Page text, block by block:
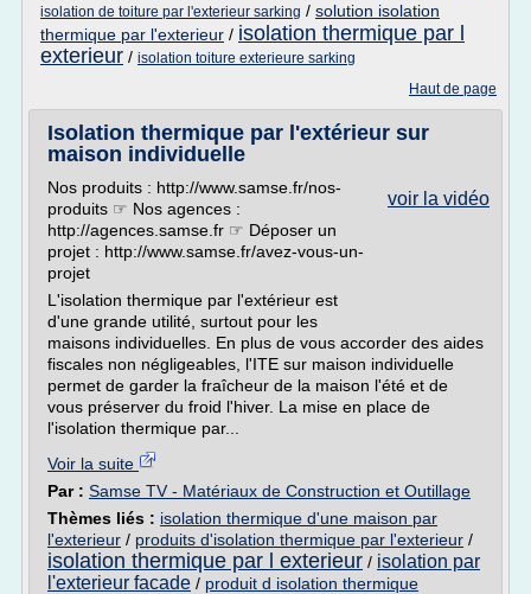
isolation de toiture par l'exterieur sarking / solution isolation
thermique par l'exterieur / isolation thermique par l
exterieur / isolation toiture exterieure sarking
Haut de page
Isolation thermique par l'extérieur sur
maison individuelle
voir la vidéo
Nos produits : http://www.samse.fr/nos-
produits ☞ Nos agences :
http://agences.samse.fr ☞ Déposer un
projet : http://www.samse.fr/avez-vous-un-
projet
L'isolation thermique par l'extérieur est
d'une grande utilité, surtout pour les
maisons individuelles. En plus de vous accorder des aides
fiscales non négligeables, l'ITE sur maison individuelle
permet de garder la fraîcheur de la maison l'été et de
vous préserver du froid l'hiver. La mise en place de
l'isolation thermique par...
Voir la suite
Par : Samse TV - Matériaux de Construction et Outillage
Thèmes liés : isolation thermique d'une maison par
l'exterieur / produits d'isolation thermique par l'exterieur /
isolation thermique par l exterieur / isolation par
l'exterieur facade / produit d isolation thermique